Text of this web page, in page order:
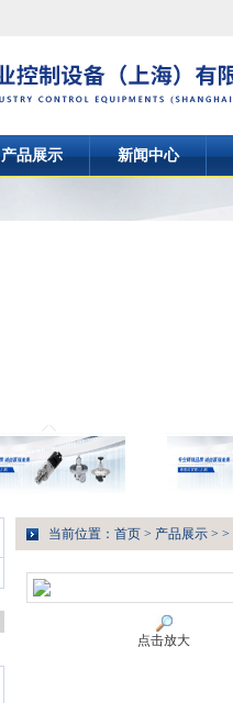
产品展示 新闻中心
当前位置： 首页 > 产品展示 > >
点击放大